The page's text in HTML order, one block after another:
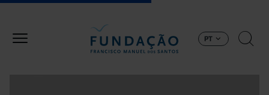
PT